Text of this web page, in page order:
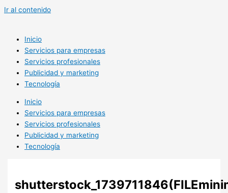
Ir al contenido
Inicio
Servicios para empresas
Servicios profesionales
Publicidad y marketing
Tecnología
Inicio
Servicios para empresas
Servicios profesionales
Publicidad y marketing
Tecnología